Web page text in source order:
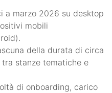
a marzo 2026 su desktop
mobili
della durata di circa
stanze tematiche e
di onboarding, carico